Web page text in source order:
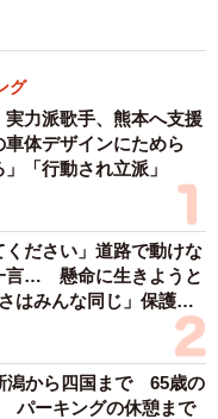
グ
実力派歌手、熊本へ支援
体デザインにためら
「行動され立派」
ください」道路で動けな
言… 懸命に生きようと
はみんな同じ」保護団
潟から四国まで 65歳の
パーキングの休憩まで